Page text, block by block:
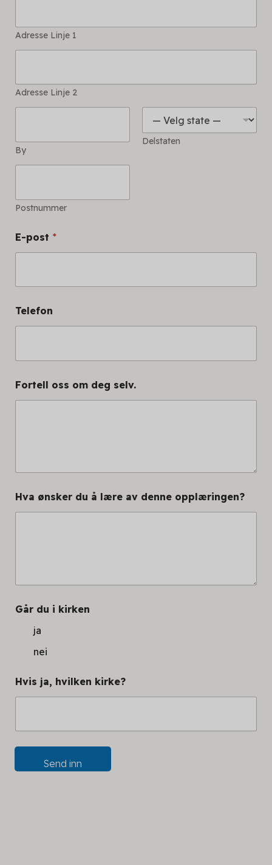
Adresse Linje 1
Adresse Linje 2
By
Delstaten
Postnummer
E-post *
Telefon
b
o
N
a
m
Fortell oss om deg selv.
Hva ønsker du å lære av denne opplæringen?
Går du i kirken
ja
nei
Hvis ja, hvilken kirke?
Send inn